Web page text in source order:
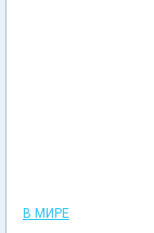
В МИРЕ